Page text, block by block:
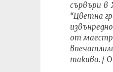
сървъри в
“Цветна
от
такива. /